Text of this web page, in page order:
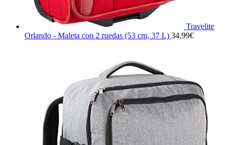
Travelite
Orlando - Maleta con 2 ruedas (53 cm, 37 L) 34,99€